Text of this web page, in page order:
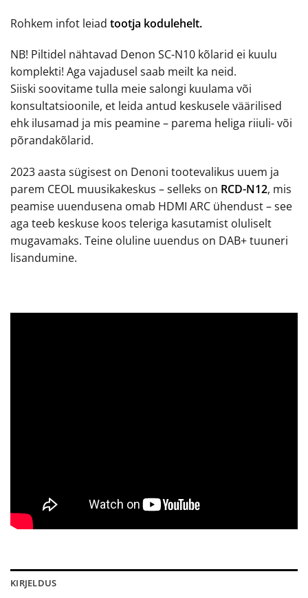
Rohkem infot leiad tootja kodulehelt.
NB! Piltidel nähtavad Denon SC-N10 kõlarid ei kuulu
komplekti! Aga vajadusel saab meilt ka neid.
Siiski soovitame tulla meie salongi kuulama või
konsultatsioonile, et leida antud keskusele väärilised
ehk ilusamad ja mis peamine – parema heliga riiuli- või
põrandakõlarid.
2023 aasta sügisest on Denoni tootevalikus uuem ja
parem CEOL muusikakeskus – selleks on RCD-N12, mis
peamise uuendusena omab HDMI ARC ühendust – see
aga teeb keskuse koos teleriga kasutamist oluliselt
mugavamaks. Teine oluline uuendus on DAB+ tuuneri
lisandumine.
KIRJELDUS